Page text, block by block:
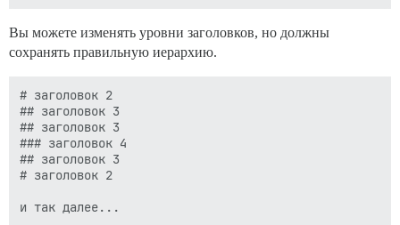
Вы можете изменять уровни заголовков, но должны
сохранять правильную иерархию.
# заголовок 2
## заголовок 3
## заголовок 3
### заголовок 4
## заголовок 3
# заголовок 2